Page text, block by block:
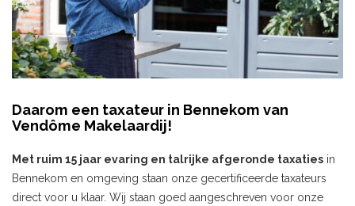
Daarom een taxateur in Bennekom van
Vendôme Makelaardij!
Met ruim 15 jaar evaring en talrijke afgeronde taxaties in
Bennekom en omgeving staan onze gecertificeerde taxateurs
direct voor u klaar. Wij staan goed aangeschreven voor onze